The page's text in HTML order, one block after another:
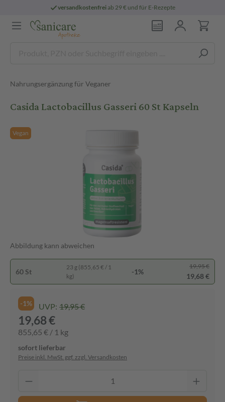
versandkostenfreiab 29 € und für E-Rezepte
Nahrungsergänzung für Veganer
Casida Lactobacillus Gasseri 60 St Kapseln
Vegan
Abbildung kann abweichen
60 St
23 g (855,65 € / 1
kg)
-1%
19,95 €
19,68 €
-1% UVP: 19,95 €
19,68 €
855,65 € / 1 kg
sofort lieferbar
Preise inkl. MwSt. ggf. zzgl. Versandkosten